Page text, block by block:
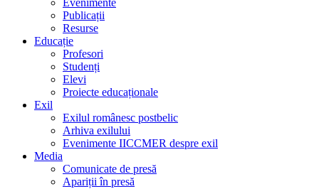
Evenimente
Publicații
Resurse
Educație
Profesori
Studenți
Elevi
Proiecte educaționale
Exil
Exilul românesc postbelic
Arhiva exilului
Evenimente IICCMER despre exil
Media
Comunicate de presă
Apariții în presă